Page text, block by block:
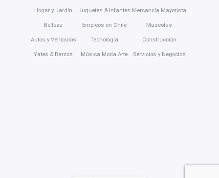
Hogar y Jardín
Belleza
Autos y Vehículos
Yates & Barcos
Juguetes & Infantes
Empleos en Chile
Tecnología
Música Moda Arte
Mercancía Mayorista
Mascotas
Construcción
Servicios y Negocios